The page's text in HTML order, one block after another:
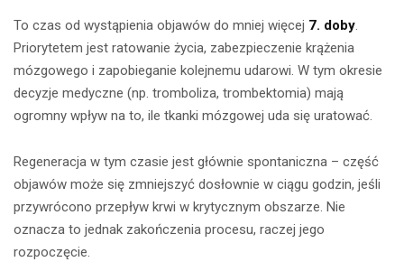
To czas od wystąpienia objawów do mniej więcej 7. doby.
Priorytetem jest ratowanie życia, zabezpieczenie krążenia
mózgowego i zapobieganie kolejnemu udarowi. W tym okresie
decyzje medyczne (np. tromboliza, trombektomia) mają
ogromny wpływ na to, ile tkanki mózgowej uda się uratować.
Regeneracja w tym czasie jest głównie spontaniczna – część
objawów może się zmniejszyć dosłownie w ciągu godzin, jeśli
przywrócono przepływ krwi w krytycznym obszarze. Nie
oznacza to jednak zakończenia procesu, raczej jego
rozpoczęcie.